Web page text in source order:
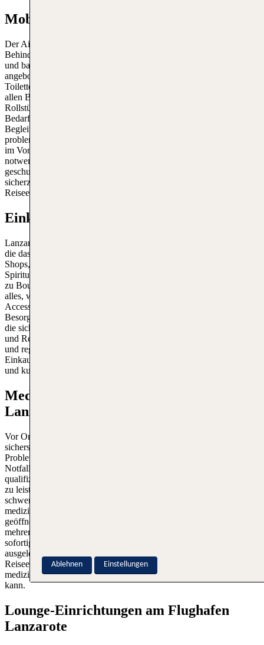
Mobilitätsservice am Flughafen
Der Airport Lanzarote ist gut darauf vorbereitet, Menschen mit
Behinderungen und eingeschränkter Mobilität einen komfortablen
und barrierefreien Zugang zu allen Einrichtungen zu bieten. Zu den
angebotenen Dienstleistungen gehören speziell ausgestattete
Toiletten, Aufzüge und Rampen, die einen einfachen Zugang zu
allen Bereichen des Flughafens ermöglichen. Darüber hinaus stehen
Rollstühle und andere Mobilitätshilfen zur Verfügung, die bei
Bedarf ausgeliehen werden können. Es gibt auch einen speziellen
Begleitservice, der Reisenden mit Einschränkungen hilft, sich
problemlos durch den Flughafen zu bewegen. Dieser Service kann
im Voraus gebucht werden, um sicherzustellen, dass alle
notwendigen Vorkehrungen getroffen sind. Die Mitarbeiter sind
geschult und stehen bereit, um Unterstützung zu bieten und
sicherzustellen, dass alle Passagiere eine angenehme und stressfreie
Reiseerfahrung haben.
Einkaufen am Flughafen
Lanzarote Flughafen bietet eine Vielzahl an Einkaufsmöglichkeiten,
die das Warten auf den Flug angenehmer gestalten. Von Duty-Free-
Shops, die eine breite Palette an Produkten wie Parfums, Kosmetika,
Spirituosen und Tabakwaren zu attraktiven Preisen anbieten, bis hin
zu Boutiquen mit lokalen Produkten und Souvenirs, findest du hier
alles, was das Herz begehrt. Es gibt auch Geschäfte, die Mode,
Accessoires und Elektronikartikel führen, sodass du die letzten
Besorgungen vor deinem Abflug erledigen kannst. Für Reisende,
die sich vor ihrem Flug stärken möchten, stehen zahlreiche Cafés
und Restaurants zur Verfügung, die eine Auswahl an internationalen
und regionalen Speisen und Getränken anbieten. Diese
Einkaufsmöglichkeiten tragen dazu bei, die Zeit vor Ort angenehm
und kurzweilig zu gestalten.
Medizinische Einrichtungen am Airport
Lanzarote
Vor Ort gibt es umfassende medizinische Einrichtungen, die
sicherstellen, dass Reisende im Falle von gesundheitlichen
Problemen oder Notfällen gut versorgt sind. Eine medizinische
Notfallstation befindet sich in der Nähe der Terminals und ist mit
qualifiziertem Personal ausgestattet, das in der Lage ist, Erste Hilfe
zu leisten und kleinere medizinische Probleme zu behandeln. Für
schwerwiegendere medizinische Notfälle steht ein gut ausgestattetes
medizinisches Zentrum zur Verfügung, das rund um die Uhr
geöffnet ist. Zusätzlich gibt es im gesamten Flughafenbereich
mehrere Defibrillatoren und geschultes Personal, das bei Bedarf
sofortige Hilfe leisten kann. Diese Einrichtungen sind darauf
ausgelegt, den Passagieren ein sicheres und beruhigendes
Reiseerlebnis zu bieten, indem sie sicherstellen, dass im Falle eines
medizinischen Notfalls schnell und effektiv Hilfe geleistet werden
kann.
Lounge-Einrichtungen am Flughafen
Lanzarote
Ablehnen Einstellungen